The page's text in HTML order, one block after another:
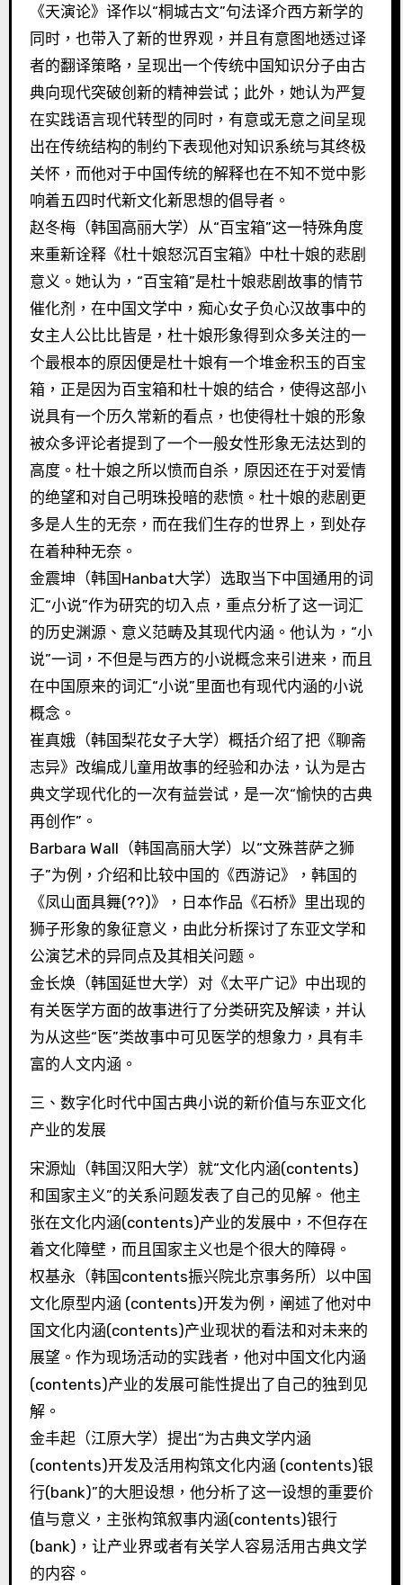
《天演论》译作以“桐城古文”句法译介西方新学的
同时，也带入了新的世界观，并且有意图地透过译
者的翻译策略，呈现出一个传统中国知识分子由古
典向现代突破创新的精神尝试；此外，她认为严复
在实践语言现代转型的同时，有意或无意之间呈现
出在传统结构的制约下表现他对知识系统与其终极
关怀，而他对于中国传统的解释也在不知不觉中影
响着五四时代新文化新思想的倡导者。
赵冬梅（韩国高丽大学）从“百宝箱”这一特殊角度
来重新诠释《杜十娘怒沉百宝箱》中杜十娘的悲剧
意义。她认为，“百宝箱”是杜十娘悲剧故事的情节
催化剂，在中国文学中，痴心女子负心汉故事中的
女主人公比比皆是，杜十娘形象得到众多关注的一
个最根本的原因便是杜十娘有一个堆金积玉的百宝
箱，正是因为百宝箱和杜十娘的结合，使得这部小
说具有一个历久常新的看点，也使得杜十娘的形象
被众多评论者提到了一个一般女性形象无法达到的
高度。杜十娘之所以愤而自杀，原因还在于对爱情
的绝望和对自己明珠投暗的悲愤。杜十娘的悲剧更
多是人生的无奈，而在我们生存的世界上，到处存
在着种种无奈。
金震坤（韩国Hanbat大学）选取当下中国通用的词
汇“小说”作为研究的切入点，重点分析了这一词汇
的历史渊源、意义范畴及其现代内涵。他认为，“小
说”一词，不但是与西方的小说概念来引进来，而且
在中国原来的词汇“小说”里面也有现代内涵的小说
概念。
崔真娥（韩国梨花女子大学）概括介绍了把《聊斋
志异》改编成儿童用故事的经验和办法，认为是古
典文学现代化的一次有益尝试，是一次“愉快的古典
再创作”。
Barbara Wall（韩国高丽大学）以“文殊菩萨之狮
子”为例，介绍和比较中国的《西游记》，韩国的
《凤山面具舞(??)》，日本作品《石桥》里出现的
狮子形象的象征意义，由此分析探讨了东亚文学和
公演艺术的异同点及其相关问题。
金长焕（韩国延世大学）对《太平广记》中出现的
有关医学方面的故事进行了分类研究及解读，并认
为从这些“医”类故事中可见医学的想象力，具有丰
富的人文内涵。
三、数字化时代中国古典小说的新价值与东亚文化
产业的发展
宋源灿（韩国汉阳大学）就“文化内涵(contents)
和国家主义”的关系问题发表了自己的见解。 他主
张在文化内涵(contents)产业的发展中，不但存在
着文化障壁，而且国家主义也是个很大的障碍。
权基永（韩国contents振兴院北京事务所）以中国
文化原型内涵 (contents)开发为例，阐述了他对中
国文化内涵(contents)产业现状的看法和对未来的
展望。作为现场活动的实践者，他对中国文化内涵
(contents)产业的发展可能性提出了自己的独到见
解。
金丰起（江原大学）提出“为古典文学内涵
(contents)开发及活用构筑文化内涵 (contents)银
行(bank)”的大胆设想，他分析了这一设想的重要价
值与意义，主张构筑叙事内涵(contents)银行
(bank)，让产业界或者有关学人容易活用古典文学
的内容。